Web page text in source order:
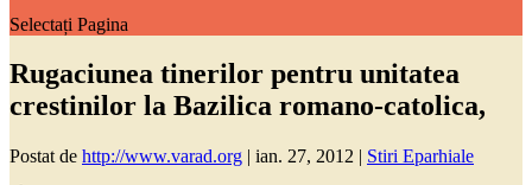
Selectați Pagina
Rugaciunea tinerilor pentru unitatea
crestinilor la Bazilica romano-catolica,
Postat de http://www.varad.org | ian. 27, 2012 | Stiri Eparhiale